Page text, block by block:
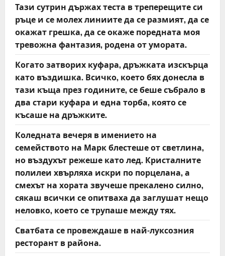
Тази сутрин държах теста в треперещите си
ръце и се молех линиите да се размият, да се
окажат грешка, да се окаже поредната моя
тревожна фантазия, родена от умората.
Когато затворих куфара, дръжката изскърца
като въздишка. Всичко, което бях донесла в
тази къща през годините, се беше събрало в
два стари куфара и една торба, която се
късаше на дръжките.
Коледната вечеря в имението на
семейството на Марк блестеше от светлина,
но въздухът режеше като лед. Кристалните
полилеи хвърляха искри по порцелана, а
смехът на хората звучеше прекалено силно,
сякаш всички се опитваха да заглушат нещо
неловко, което се трупаше между тях.
Сватбата се провеждаше в най-луксозния
ресторант в района.